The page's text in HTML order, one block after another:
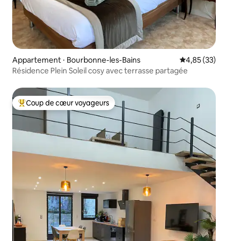
Appartement ⋅ Bourbonne-les-Bains Évaluation
4,85 (33)
Résidence Plein Soleil cosy avec terrasse partagée
Coups de cœur voyageurs les plus appréciés
Coup de cœur voyageurs